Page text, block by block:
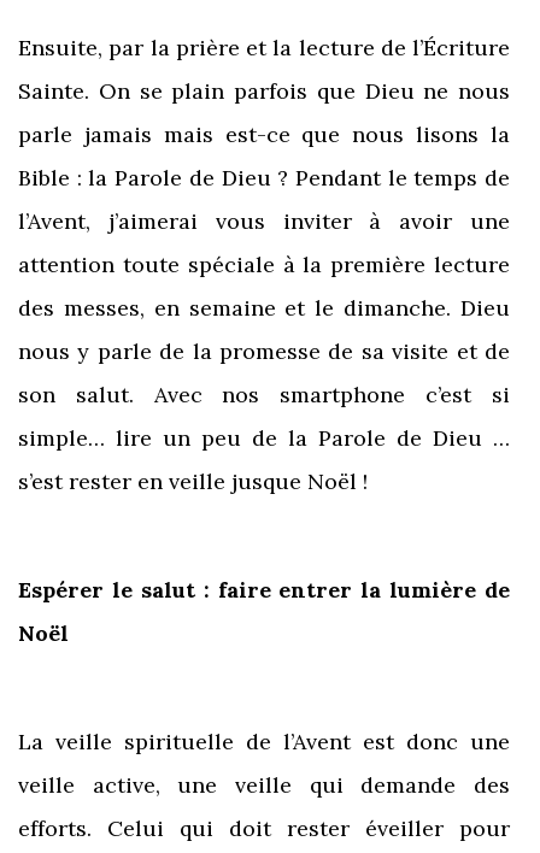
Ensuite, par la prière et la lecture de l’Écriture
Sainte. On se plain parfois que Dieu ne nous
parle jamais mais est-ce que nous lisons la
Bible : la Parole de Dieu ? Pendant le temps de
l’Avent, j’aimerai vous inviter à avoir une
attention toute spéciale à la première lecture
des messes, en semaine et le dimanche. Dieu
nous y parle de la promesse de sa visite et de
son salut. Avec nos smartphone c’est si
simple… lire un peu de la Parole de Dieu …
s’est rester en veille jusque Noël !
Espérer le salut : faire entrer la lumière de
Noël
La veille spirituelle de l’Avent est donc une
veille active, une veille qui demande des
efforts. Celui qui doit rester éveiller pour